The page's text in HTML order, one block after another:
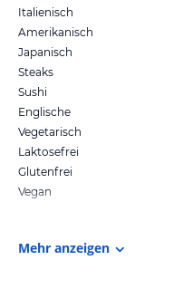
Italienisch
Amerikanisch
Japanisch
Steaks
Sushi
Englische
Vegetarisch
Laktosefrei
Glutenfrei
Vegan
Mehr anzeigen